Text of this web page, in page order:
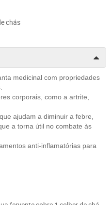
chás
medicinal com propriedades
corporais, como a artrite,
ajudam a diminuir a febre,
a torna útil no combate às
anti-inflamatórias para